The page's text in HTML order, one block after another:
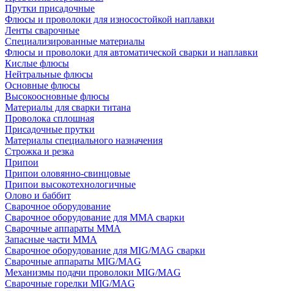
Прутки присадочные
Флюсы и проволоки для износостойкой наплавки
Ленты сварочные
Специализированные материалы
Флюсы и проволоки для автоматической сварки и наплавки
Кислые флюсы
Нейтральные флюсы
Основные флюсы
Высокоосновные флюсы
Материалы для сварки титана
Проволока сплошная
Присадочные прутки
Материалы специального назначения
Строжка и резка
Припои
Припои оловянно-свинцовые
Припои высокотехнологичные
Олово и баббит
Сварочное оборудование
Сварочное оборудование для MMA сварки
Сварочные аппараты MMA
Запасные части MMA
Сварочное оборудование для MIG/MAG сварки
Сварочные аппараты MIG/MAG
Механизмы подачи проволоки MIG/MAG
Сварочные горелки MIG/MAG